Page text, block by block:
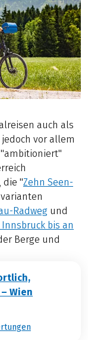
auch als
vor allem
"ambitioniert"
die "Zehn Seen-
Radweg und
bis an
Berge und
Wien